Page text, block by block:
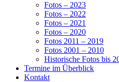
Fotos – 2023
Fotos – 2022
Fotos – 2021
Fotos – 2020
Fotos 2011 – 2019
Fotos 2001 – 2010
Historische Fotos bis
Termine im Überblick
Kontakt